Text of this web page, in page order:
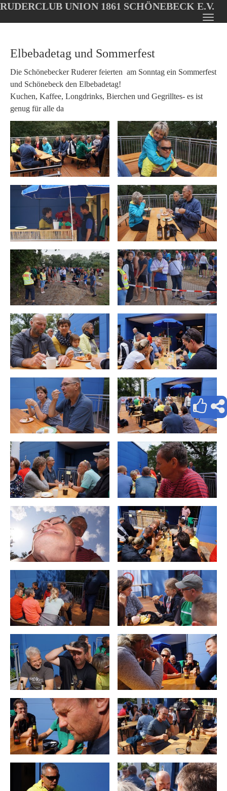
Oops, an error occurred! Code: 2026080918250411f580a9
main
RUDERCLUB UNION 1861 SCHÖNEBECK E.V.
Elbebadetag und Sommerfest
Die Schönebecker Ruderer feierten am Sonntag ein Sommerfest
und Schönebeck den Elbebadetag!
Kuchen, Kaffee, Longdrinks, Bierchen und Gegrilltes- es ist
genug für alle da